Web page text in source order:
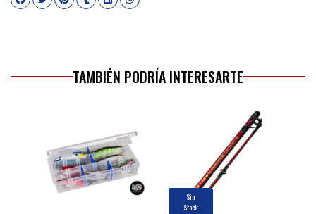
TAMBIÉN PODRÍA INTERESARTE
Sin
Stock